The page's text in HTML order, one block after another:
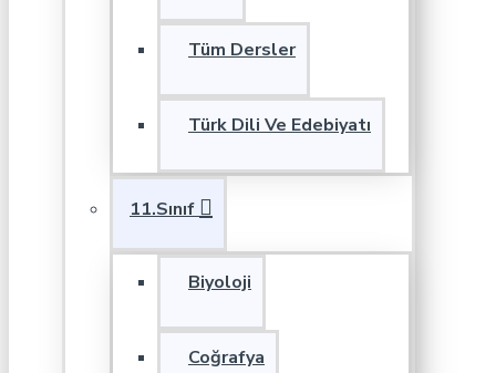
Tüm Dersler
Türk Dili Ve Edebiyatı
11.Sınıf
Biyoloji
Coğrafya